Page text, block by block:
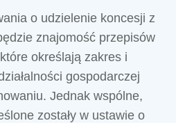
o udzielenie koncesji z
znajomość przepisów
określają zakres i
gospodarczej
Jednak wspólne,
zostały w ustawie o